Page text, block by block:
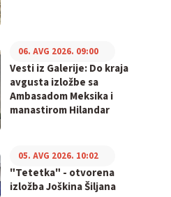
Vesti iz Galerije: Do kraja
avgusta izložbe sa
Ambasadom Meksika i
manastirom Hilandar
06. AVG 2026. 09:00
"Tetetka" - otvorena
izložba Joškina Šiljana
05. AVG 2026. 10:02